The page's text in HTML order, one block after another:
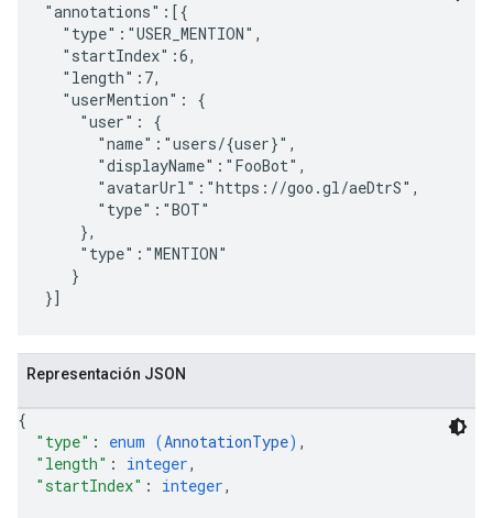
"annotations":[{
  "type":"USER_MENTION",
  "startIndex":6,
  "length":7,
  "userMention": {
    "user": {
      "name":"users/{user}",
      "displayName":"FooBot",
      "avatarUrl":"https://goo.gl/aeDtrS",
      "type":"BOT"
    },
    "type":"MENTION"
   }
Representación JSON
{
"type" : enum (AnnotationType) ,
"length" : integer,
"startIndex" : integer,